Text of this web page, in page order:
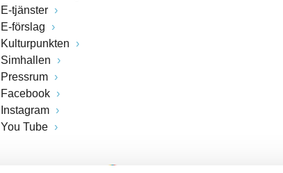
E-tjänster
E-förslag
Kulturpunkten
Simhallen
Pressrum
Facebook
Instagram
You Tube